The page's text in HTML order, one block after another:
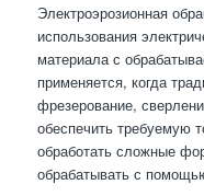
Электроэрозионная
использования
материала с
применяется, когда
фрезерование,
обеспечить требуемую
обработать сложные
обрабатывать с